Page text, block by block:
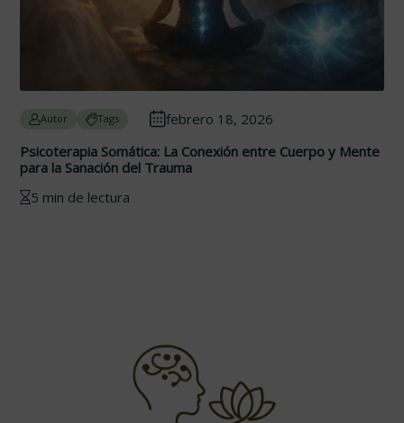
Autor Tags
febrero 18, 2026
Psicoterapia Somática: La Conexión entre Cuerpo y Mente
para la Sanación del Trauma
5 min de lectura